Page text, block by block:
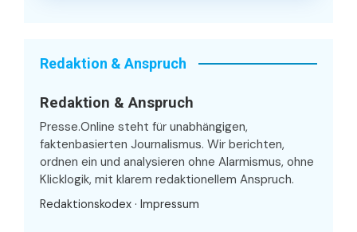
Redaktion & Anspruch
Redaktion & Anspruch
Presse.Online steht für unabhängigen,
faktenbasierten Journalismus. Wir berichten,
ordnen ein und analysieren ohne Alarmismus, ohne
Klicklogik, mit klarem redaktionellem Anspruch.
Redaktionskodex · Impressum